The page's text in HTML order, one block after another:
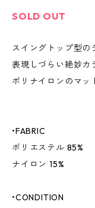
SOLD OUT
スイングトップ型の
表現しづらい絶妙カ
ポリナイロンのマッ
•FABRIC
ポリエステル 85%
ナイロン 15%
•CONDITION